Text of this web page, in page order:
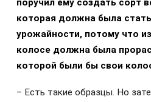
поручил ему создать сорт
которая должна была
урожайности, потому что
колосе должна была
которой были бы свои
– Есть такие образцы. Но